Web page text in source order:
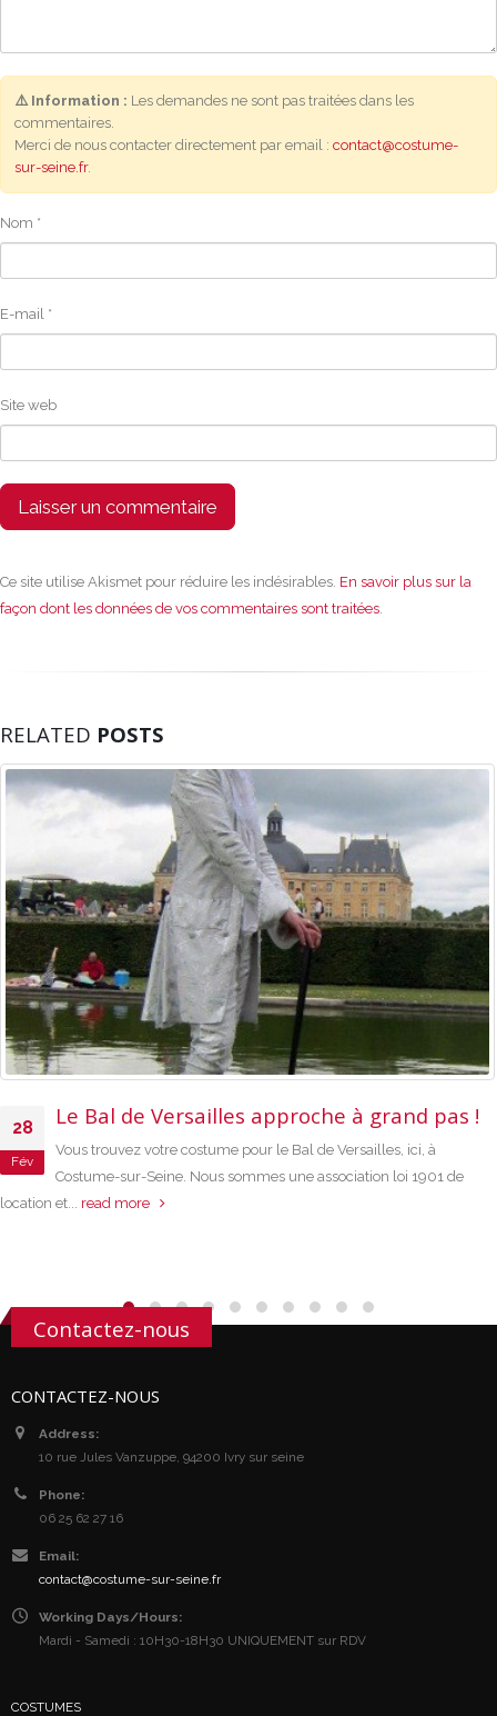
⚠️ Information : Les demandes ne sont pas traitées dans les
commentaires.
Merci de nous contacter directement par email : contact@costume-
sur-seine.fr.
Nom *
E-mail *
Site web
Ce site utilise Akismet pour réduire les indésirables. En savoir plus sur la
façon dont les données de vos commentaires sont traitées.
RELATED POSTS
28
Fév
Le Bal de Versailles approche à grand pas !
Vous trouvez votre costume pour le Bal de Versailles, ici, à
Costume-sur-Seine. Nous sommes une association loi 1901 de
location et... read more
Contactez-nous
CONTACTEZ-NOUS
Address:
10 rue Jules Vanzuppe, 94200 Ivry sur seine
Phone:
06 25 62 27 16
Email:
contact@costume-sur-seine.fr
Working Days/Hours:
Mardi - Samedi : 10H30-18H30 UNIQUEMENT sur RDV
COSTUMES